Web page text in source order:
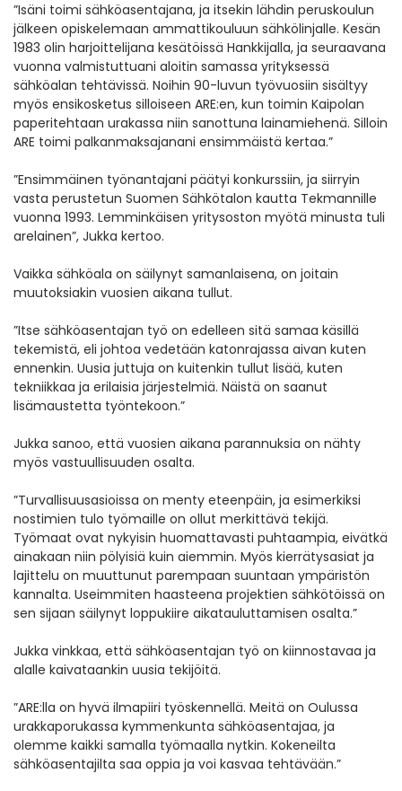
”Isäni toimi sähköasentajana, ja itsekin lähdin peruskoulun
jälkeen opiskelemaan ammattikouluun sähkölinjalle. Kesän
1983 olin harjoittelijana kesätöissä Hankkijalla, ja seuraavana
vuonna valmistuttuani aloitin samassa yrityksessä
sähköalan tehtävissä. Noihin 90-luvun työvuosiin sisältyy
myös ensikosketus silloiseen ARE:en, kun toimin Kaipolan
paperitehtaan urakassa niin sanottuna lainamiehenä. Silloin
ARE toimi palkanmaksajanani ensimmäistä kertaa.”
”Ensimmäinen työnantajani päätyi konkurssiin, ja siirryin
vasta perustetun Suomen Sähkötalon kautta Tekmannille
vuonna 1993. Lemminkäisen yritysoston myötä minusta tuli
arelainen”, Jukka kertoo.
Vaikka sähköala on säilynyt samanlaisena, on joitain
muutoksiakin vuosien aikana tullut.
”Itse sähköasentajan työ on edelleen sitä samaa käsillä
tekemistä, eli johtoa vedetään katonrajassa aivan kuten
ennenkin. Uusia juttuja on kuitenkin tullut lisää, kuten
tekniikkaa ja erilaisia järjestelmiä. Näistä on saanut
lisämaustetta työntekoon.”
Jukka sanoo, että vuosien aikana parannuksia on nähty
myös vastuullisuuden osalta.
”Turvallisuusasioissa on menty eteenpäin, ja esimerkiksi
nostimien tulo työmaille on ollut merkittävä tekijä.
Työmaat ovat nykyisin huomattavasti puhtaampia, eivätkä
ainakaan niin pölyisiä kuin aiemmin. Myös kierrätysasiat ja
lajittelu on muuttunut parempaan suuntaan ympäristön
kannalta. Useimmiten haasteena projektien sähkötöissä on
sen sijaan säilynyt loppukiire aikatauluttamisen osalta.”
Jukka vinkkaa, että sähköasentajan työ on kiinnostavaa ja
alalle kaivataankin uusia tekijöitä.
”ARE:lla on hyvä ilmapiiri työskennellä. Meitä on Oulussa
urakkaporukassa kymmenkunta sähköasentajaa, ja
olemme kaikki samalla työmaalla nytkin. Kokeneilta
sähköasentajilta saa oppia ja voi kasvaa tehtävään.”